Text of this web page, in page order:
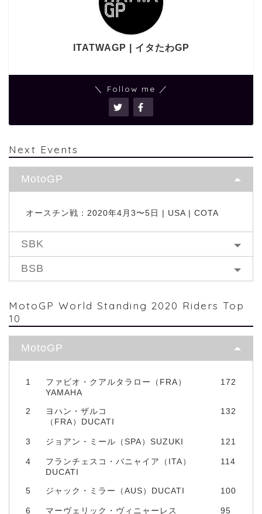
ITATWAGP | イタたわGP
＼ Follow me ／
Next Events
MotoGP
オースチン戦：2020年4月3〜5日 | USA | COTA
SBK
BSB
MotoGP World Standing 2020 Riders Top
10
MotoGP
1
ファビオ・クアルタラロー（FRA）
YAMAHA
172
2
ヨハン・ザルコ
（FRA）DUCATI
132
3 ジョアン・ミール（SPA）SUZUKI 121
4
フランチェスコ・バニャイア（ITA）
DUCATI
114
5 ジャック・ミラー（AUS）DUCATI 100
6
マーヴェリック・ヴィニャーレス
95